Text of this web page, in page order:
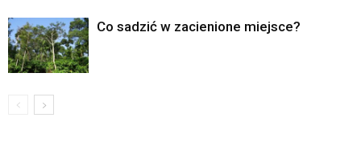
Co sadzić w zacienione miejsce?